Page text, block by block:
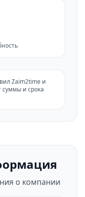
Zaim2time и
суммы и срока
о компании